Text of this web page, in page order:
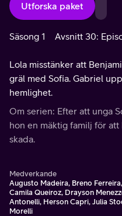
Utforska paket
Säsong 1 Avsnitt 30:
Lola misstänker att
gräl med Sofia. Gabriel
hemlighet.
Om serien: Efter att unga
hon en mäktig familj för att
skada.
Medverkande
Augusto Madeira, Breno
Camila Queiroz, Drayson
Antonelli, Herson Capri, Julia
Morelli